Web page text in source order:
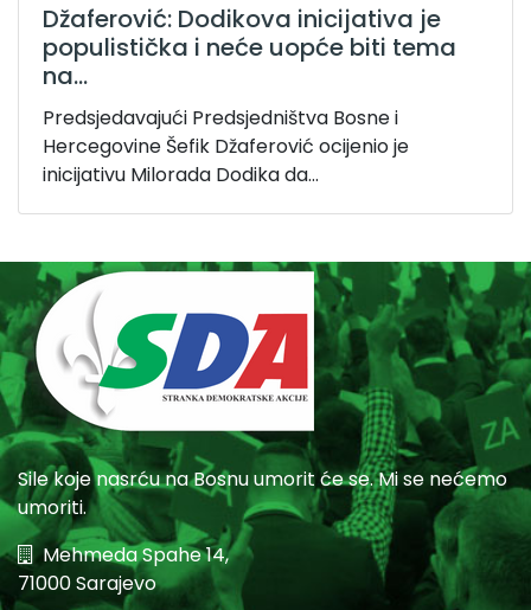
Džaferović: Dodikova inicijativa je
populistička i neće uopće biti tema
na...
Predsjedavajući Predsjedništva Bosne i
Hercegovine Šefik Džaferović ocijenio je
inicijativu Milorada Dodika da...
Sile koje nasrću na Bosnu umorit će se. Mi se nećemo
umoriti.
Mehmeda Spahe 14,
71000 Sarajevo